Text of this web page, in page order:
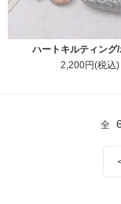
ハートキルティング
2,200円(税込)
全
<